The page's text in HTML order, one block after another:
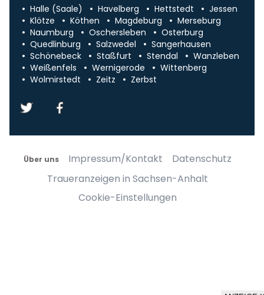
Halle (Saale)
Havelberg Hettstedt
Jessen
Klötze
Köthen Magdeburg
Merseburg
Naumburg
Oschersleben
Osterburg
Quedlinburg
Salzwedel
Sangerhausen
Schönebeck
Staßfurt Stendal
Wanzleben
Weißenfels
Wernigerode
Wittenberg
Wolmirstedt
Zeitz Zerbst
Über uns Impressum/Kontakt
Datenschutz
Traueranzeigen in Sachsen-Anhalt
Cookie-Einstellungen